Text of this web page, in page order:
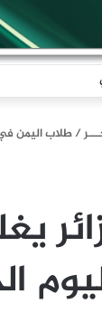
/طلاب اليمن في